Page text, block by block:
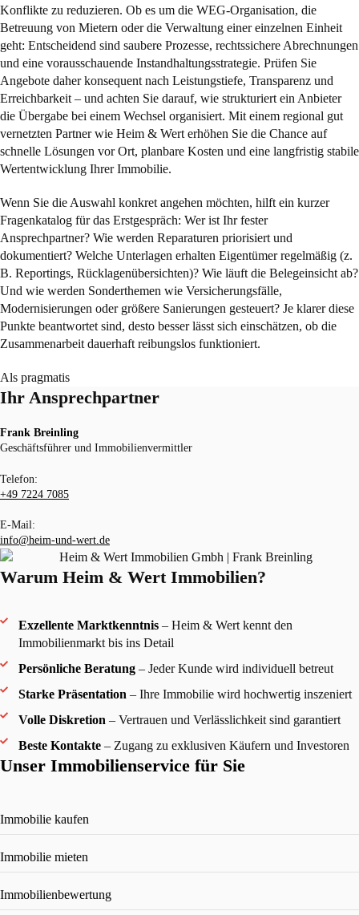
Konflikte zu reduzieren. Ob es um die WEG-Organisation, die
Betreuung von Mietern oder die Verwaltung einer einzelnen Einheit
geht: Entscheidend sind saubere Prozesse, rechtssichere Abrechnungen
und eine vorausschauende Instandhaltungsstrategie. Prüfen Sie
Angebote daher konsequent nach Leistungstiefe, Transparenz und
Erreichbarkeit – und achten Sie darauf, wie strukturiert ein Anbieter
die Übergabe bei einem Wechsel organisiert. Mit einem regional gut
vernetzten Partner wie Heim & Wert erhöhen Sie die Chance auf
schnelle Lösungen vor Ort, planbare Kosten und eine langfristig stabile
Wertentwicklung Ihrer Immobilie.
Wenn Sie die Auswahl konkret angehen möchten, hilft ein kurzer
Fragenkatalog für das Erstgespräch: Wer ist Ihr fester
Ansprechpartner? Wie werden Reparaturen priorisiert und
dokumentiert? Welche Unterlagen erhalten Eigentümer regelmäßig (z.
B. Reportings, Rücklagenübersichten)? Wie läuft die Belegeinsicht ab?
Und wie werden Sonderthemen wie Versicherungsfälle,
Modernisierungen oder größere Sanierungen gesteuert? Je klarer diese
Punkte beantwortet sind, desto besser lässt sich einschätzen, ob die
Zusammenarbeit dauerhaft reibungslos funktioniert.
Als pragmatis
Ihr Ansprechpartner
Frank Breinling
Geschäftsführer und Immobilienvermittler
Telefon:
+49 7224 7085
E-Mail:
info@heim-und-wert.de
Warum Heim & Wert Immobilien?
Exzellente Marktkenntnis– Heim & Wert kennt den
Immobilienmarkt bis ins Detail
Persönliche Beratung– Jeder Kunde wird individuell betreut
Starke Präsentation – Ihre Immobilie wird hochwertig inszeniert
Volle Diskretion – Vertrauen und Verlässlichkeit sind garantiert
Beste Kontakte– Zugang zu exklusiven Käufern und Investoren
Unser Immobilienservice für Sie
Immobilie kaufen
Immobilie mieten
Immobilienbewertung